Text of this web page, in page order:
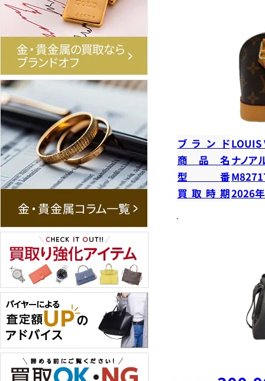
ブランドLOUIS
商品名 ナノア
型番
買取時期2026